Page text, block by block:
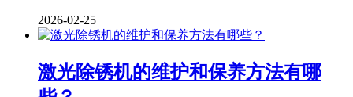
2026-02-25
激光除锈机的维护和保养方法有哪